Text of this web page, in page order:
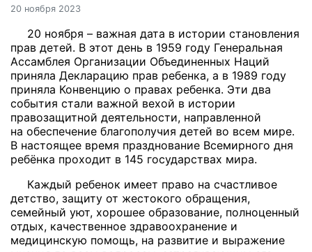
20 ноября 2023
20 ноября – важная дата в истории становления
прав детей. В этот день в 1959 году Генеральная
Ассамблея Организации Объединенных Наций
приняла Декларацию прав ребенка, а в 1989 году
приняла Конвенцию о правах ребенка. Эти два
события стали важной вехой в истории
правозащитной деятельности, направленной
на обеспечение благополучия детей во всем мире.
В настоящее время празднование Всемирного дня
ребёнка проходит в 145 государствах мира.
Каждый ребенок имеет право на счастливое
детство, защиту от жестокого обращения,
семейный уют, хорошее образование, полноценный
отдых, качественное здравоохранение и
медицинскую помощь, на развитие и выражение